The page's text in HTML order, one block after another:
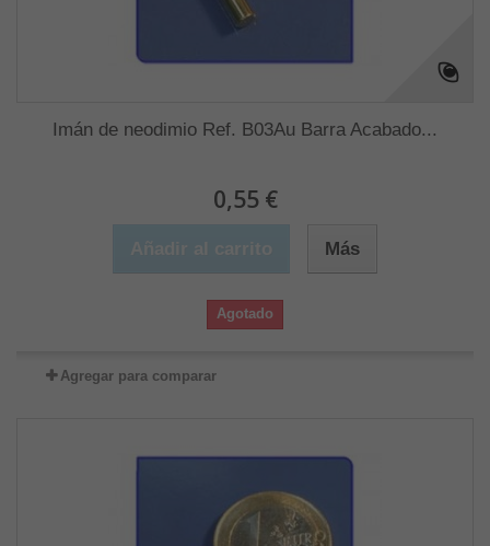
Imán de neodimio Ref. B03Au Barra Acabado...
0,55 €
Más
Agotado
Agregar para comparar